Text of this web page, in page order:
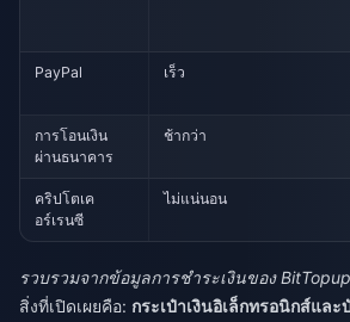
PayPal เร็ว
การโอนเงิน
ผ่านธนาคาร
ช้ากว่า
คริปโตเค
อร์เรนซี
ไม่แน่นอน
รวบรวมจากข้อมูลการชำระเงินของ
สิ่งที่เปิดเผยคือ: กระเป๋าเงินอิเล็กทรอนิกส์และ